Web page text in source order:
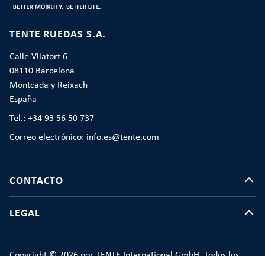
TENTE RUEDAS S.A.
Calle Vilatort 6
08110 Barcelona
Montcada y Reixach
España
Tel.: +34 93 56 50 737
Correo electrónico: info.es@tente.com
CONTACTO
LEGAL